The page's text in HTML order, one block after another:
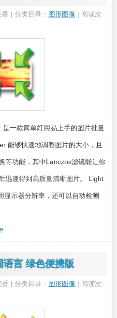
| 分类目录： 图形图像 | 阅读次
一款简单好用易上手的图片批量
能够快速地调整图片的大小，且
等功能，其中Lanczos滤镜能让你
迅速得到高质量清晰图片。 Light
显示器分辨率，还可以自动检测
言 绿色便携版
| 分类目录： 图形图像 | 阅读次